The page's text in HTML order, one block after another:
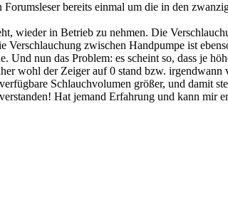
bereits einmal um die in den
wieder in Betrieb zu nehmen. Die
zwischen Handpumpe ist
nun das Problem: es scheint so, dass je
wohl der Zeiger auf 0 stand bzw. irgendwann
Schlauchvolumen größer, und damit
Hat jemand Erfahrung und kann mir